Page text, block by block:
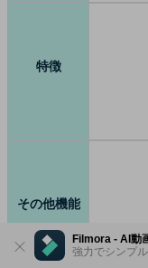
Filmora - AI動
強力でシンプ
特徴
その他機能